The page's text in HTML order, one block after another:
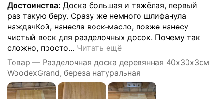
Достоинства: Доска большая и тяжёлая, первый
раз такую беру. Сразу же немного шлифанула
наждачКой, нанесла воск-масло, позже нанесу
чистый воск для разделочных досок. Почему так
сложно, просто… Читать ещё
Товар — Разделочная доска деревянная 40х30х3см
WoodexGrand, береза натуральная